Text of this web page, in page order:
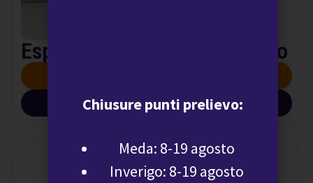
Espettorato: esame citologico
SCARICA INFO PDF
Chiusure punti prelievo:
Meda: 8-19 agosto
Inverigo: 8-19 agosto